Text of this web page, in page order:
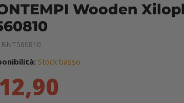
Wooden
BNT560810
Stock basso